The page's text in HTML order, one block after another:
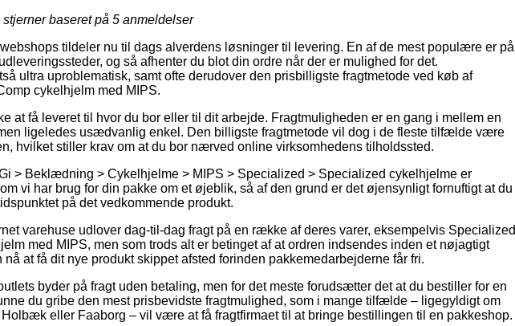
stjerner baseret på 5 anmeldelser
tildeler nu til dags alverdens løsninger til levering. En af de mest populære er på
og så afhenter du blot din ordre når der er mulighed for det.
ultra uproblematisk, samt ofte derudover den prisbilligste fragtmetode ved køb af
cykelhjelm med MIPS.
at få leveret til hvor du bor eller til dit arbejde. Fragtmuligheden er en gang i mellem en
ligeledes usædvanlig enkel. Den billigste fragtmetode vil dog i de fleste tilfælde være
hvilket stiller krav om at du bor nærved online virksomhedens tilholdssted.
> Beklædning > Cykelhjelme > MIPS > Specialized > Specialized cykelhjelme er
vi har brug for din pakke om et øjeblik, så af den grund er det øjensynligt fornuftigt at du
på det vedkommende produkt.
varehuse udlover dag-til-dag fragt på en række af deres varer, eksempelvis Specialized
med MIPS, men som trods alt er betinget af at ordren indsendes inden et nøjagtigt
nå at få dit nye produkt skippet afsted forinden pakkemedarbejderne får fri.
byder på fragt uden betaling, men for det meste forudsætter det at du bestiller for en
du gribe den mest prisbevidste fragtmulighed, som i mange tilfælde – ligegyldigt om
eller Faaborg – vil være at få fragtfirmaet til at bringe bestillingen til en pakkeshop.